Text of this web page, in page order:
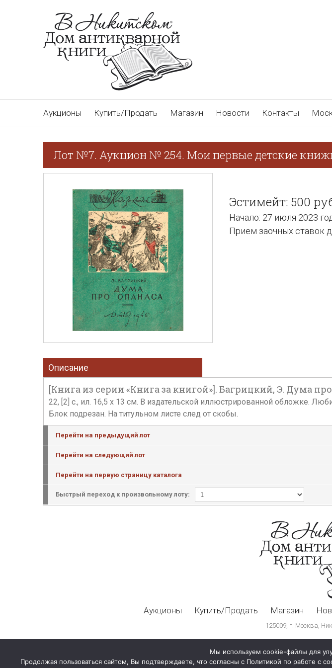
Аукционы Купить/Продать Магазин Новости Контакты
Лот №7. Аукцион № 254. Мои первые детские
Эстимейт: 500
Начало: 27 июля 2023
Прием заочных ставок
Описание
[Книга из серии «Книга за книгой»]. Багрицкий, Э. Дума
22, [2] с., ил. 16,5 х 13 см. В издательской иллюстрированной обложке.
Блок подрезан. На титульном листе след от скобы.
Перейти на предыдущий лот
Перейти на следующий лот
Перейти на первую страницу каталога
Быстрый переход к произвольному лоту:
Аукционы Купить/Продать Магазин
125009, г. Москва,
Мы используем cookie-файлы для
Продолжая пользоваться сайтом, Вы подтверждаете, что согласны с Политикой по работе